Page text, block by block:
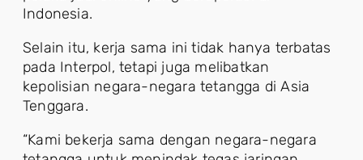
Indonesia.
Selain itu, kerja sama ini tidak hanya terbatas
pada Interpol, tetapi juga melibatkan
kepolisian negara-negara tetangga di Asia
Tenggara.
“Kami bekerja sama dengan negara-negara